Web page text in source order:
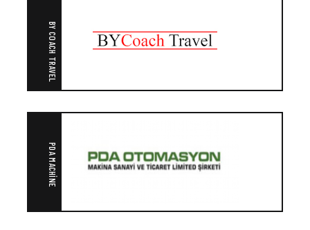
BY COACH TRAVEL
PDA MACHINE